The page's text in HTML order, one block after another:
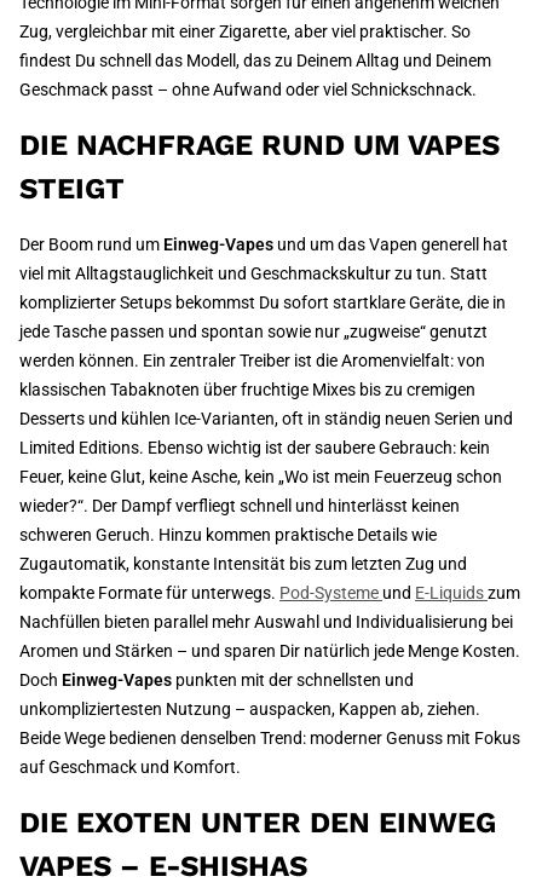
Zug, vergleichbar mit einer Zigarette, aber viel praktischer. So
findest Du schnell das Modell, das zu Deinem Alltag und Deinem
Geschmack passt – ohne Aufwand oder viel Schnickschnack.
DIE NACHFRAGE RUND UM VAPES
STEIGT
Der Boom rund um Einweg-Vapes und um das Vapen generell hat
viel mit Alltagstauglichkeit und Geschmackskultur zu tun. Statt
komplizierter Setups bekommst Du sofort startklare Geräte, die in
jede Tasche passen und spontan sowie nur „zugweise“ genutzt
werden können. Ein zentraler Treiber ist die Aromenvielfalt: von
klassischen Tabaknoten über fruchtige Mixes bis zu cremigen
Desserts und kühlen Ice-Varianten, oft in ständig neuen Serien und
Limited Editions. Ebenso wichtig ist der saubere Gebrauch: kein
Feuer, keine Glut, keine Asche, kein „Wo ist mein Feuerzeug schon
wieder?“. Der Dampf verfliegt schnell und hinterlässt keinen
schweren Geruch. Hinzu kommen praktische Details wie
Zugautomatik, konstante Intensität bis zum letzten Zug und
kompakte Formate für unterwegs. Pod-Systeme und E-Liquidszum
Nachfüllen bieten parallel mehr Auswahl und Individualisierung bei
Aromen und Stärken – und sparen Dir natürlich jede Menge Kosten.
Doch Einweg-Vapes punkten mit der schnellsten und
unkompliziertesten Nutzung – auspacken, Kappen ab, ziehen.
Beide Wege bedienen denselben Trend: moderner Genuss mit Fokus
auf Geschmack und Komfort.
DIE EXOTEN UNTER DEN EINWEG
VAPES – E-SHISHAS